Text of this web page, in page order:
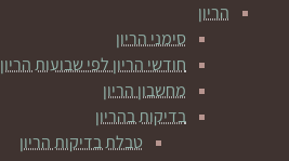
הריון
סימני הריון
חודשי הריון לפי שבועות הריון
מחשבון הריון
בדיקות בהריון
טבלת בדיקות הריון